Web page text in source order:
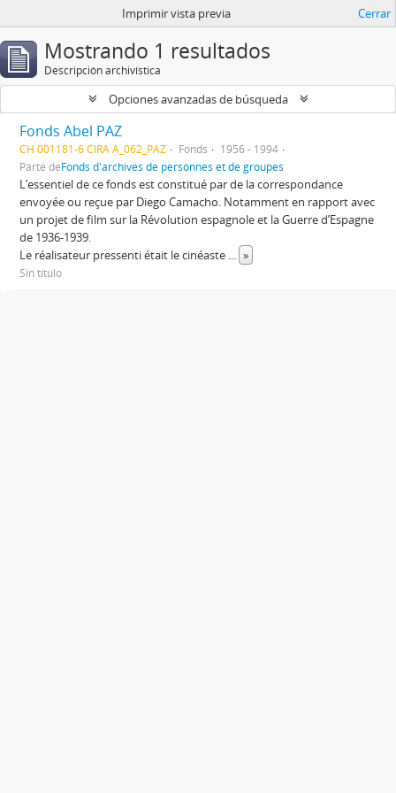
Imprimir vista previa Cerrar
Mostrando 1 resultados
Descripción archivística
Opciones avanzadas de búsqueda
Fonds Abel PAZ
CH 001181-6 CIRA A_062_PAZ Fonds
1956 - 1994
Parte deFonds d'archives de personnes et de groupes
L’essentiel de ce fonds est constitué par de la correspondance
envoyée ou reçue par Diego Camacho. Notamment en rapport avec
un projet de film sur la Révolution espagnole et la Guerre d’Espagne
de 1936-1939.
Le réalisateur pressenti était le cinéaste ... »
Sin título